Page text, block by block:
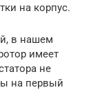
на корпус.
в нашем
имеет
не
на первый